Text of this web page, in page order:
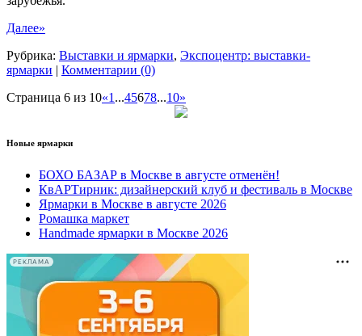
Далее»
Рубрика: Выставки и ярмарки, Экспоцентр: выставки-
ярмарки | Комментарии (0)
Страница 6 из 10«1 ...45678...10»
Новые ярмарки
БОХО БАЗАР в Москве в августе отменён!
КвАРТирник: дизайнерский клуб и фестиваль в Москве
Ярмарки в Москве в августе 2026
Ромашка маркет
Handmade ярмарки в Москве 2026
РЕКЛАМА